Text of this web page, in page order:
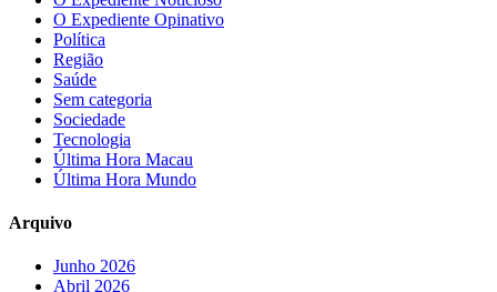
O Expediente Opinativo
Política
Região
Saúde
Sem categoria
Sociedade
Tecnologia
Última Hora Macau
Última Hora Mundo
Arquivo
Junho 2026
Abril 2026